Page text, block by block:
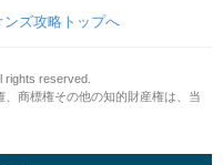
ズ攻略トップへ
rights reserved.
商標権その他の知的財産権は、当